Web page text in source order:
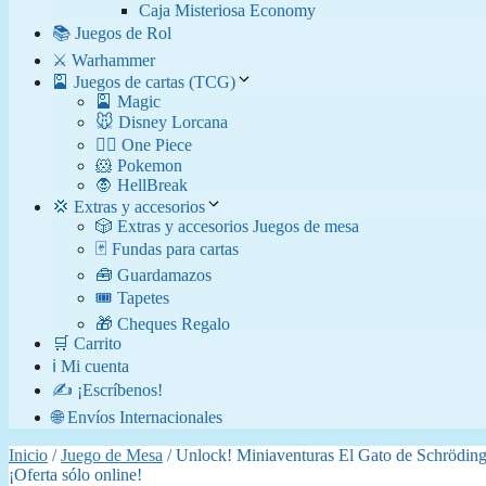
Caja Misteriosa Economy
📚 Juegos de Rol
⚔️ Warhammer
🎴 Juegos de cartas (TCG)
🎴 Magic
🐭 Disney Lorcana
🏴‍☠️ One Piece
🐹 Pokemon
🧛​ HellBreak
💢 Extras y accesorios
🎲 Extras y accesorios Juegos de mesa
🃏 Fundas para cartas
🧰 Guardamazos
🎟️ Tapetes
🎁 Cheques Regalo
🛒 Carrito
ℹ️ Mi cuenta
✍️ ¡Escríbenos!
🌐 Envíos Internacionales
Inicio /Juego de Mesa / Unlock! Miniaventuras El Gato de
¡Oferta sólo online!